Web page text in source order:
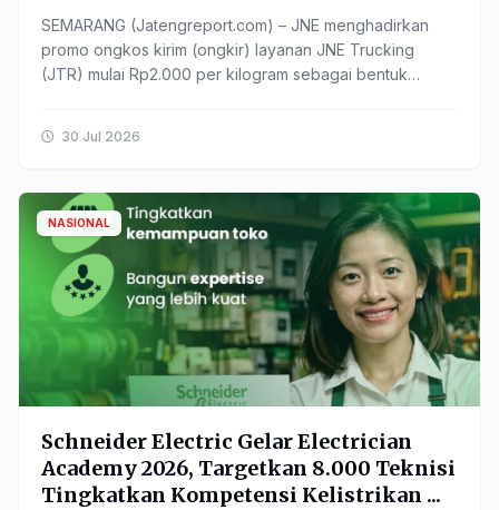
SEMARANG (Jatengreport.com) – JNE menghadirkan
promo ongkos kirim (ongkir) layanan JNE Trucking
(JTR) mulai Rp2.000 per kilogram sebagai bentuk
30 Jul 2026
NASIONAL
Schneider Electric Gelar Electrician
Academy 2026, Targetkan 8.000 Teknisi
Tingkatkan Kompetensi Kelistrikan ...